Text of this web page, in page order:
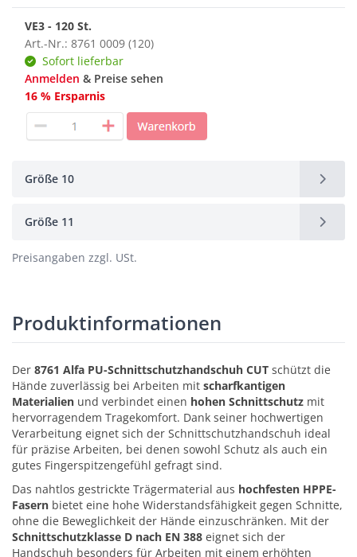
VE3 - 120 St.
Art.-Nr.: 8761 0009 (120)
Sofort lieferbar
Anmelden & Preise sehen
16 % Ersparnis
Größe 10
Größe 11
Preisangaben zzgl. USt.
Produktinformationen
Der 8761 Alfa PU-Schnittschutzhandschuh CUT schützt die
Hände zuverlässig bei Arbeiten mit scharfkantigen
Materialien und verbindet einen hohen Schnittschutz mit
hervorragendem Tragekomfort. Dank seiner hochwertigen
Verarbeitung eignet sich der Schnittschutzhandschuh ideal
für präzise Arbeiten, bei denen sowohl Schutz als auch ein
gutes Fingerspitzengefühl gefragt sind.
Das nahtlos gestrickte Trägermaterial aus hochfesten HPPE-
Fasern bietet eine hohe Widerstandsfähigkeit gegen Schnitte,
ohne die Beweglichkeit der Hände einzuschränken. Mit der
Schnittschutzklasse D nach EN 388 eignet sich der
Handschuh besonders für Arbeiten mit einem erhöhten